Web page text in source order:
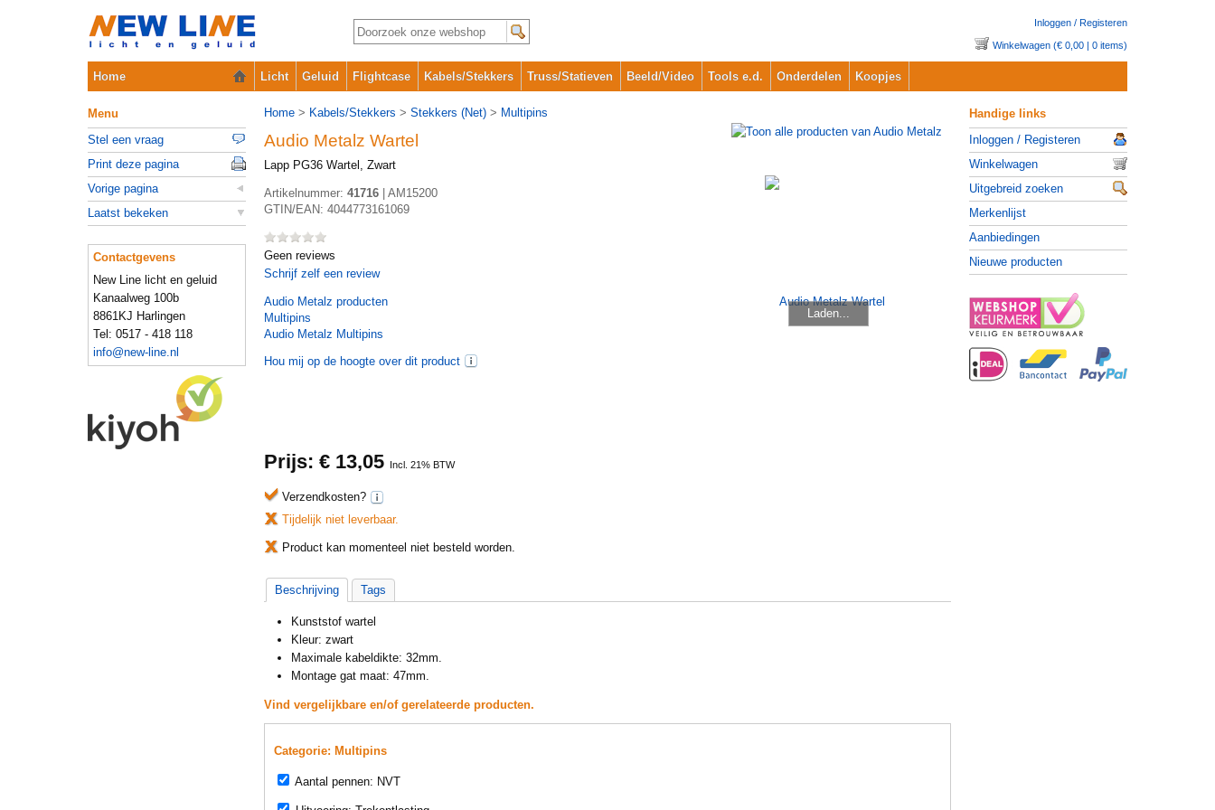
Inloggen / Registeren
Winkelwagen (€ 0,00 | 0 items)
Home Licht Geluid Flightcase Kabels/Stekkers Truss/Statieven Beeld/Video Tools e.d. Onderdelen Koopjes
Home > Kabels/Stekkers > Stekkers (Net) > Multipins
Audio Metalz Wartel
Lapp PG36 Wartel, Zwart
Laden...
Artikelnummer: 41716
AM15200
GTIN/EAN: 4044773161069
Geen reviews
Schrijf zelf een review
Audio Metalz producten
Multipins
Audio Metalz Multipins
Hou mij op de hoogte over dit product
Prijs: € 13,05 Incl. 21% BTW
Verzendkosten?
Tijdelijk niet leverbaar.
Product kan momenteel niet besteld worden.
Beschrijving Tags
Kunststof wartel
Kleur: zwart
Maximale kabeldikte: 32mm.
Montage gat maat: 47mm.
Vind vergelijkbare en/of gerelateerde producten.
Categorie: Multipins
Aantal pennen: NVT
Menu
Stel een vraag
Print deze pagina
Vorige pagina
Laatst bekeken
Contactgevens
New Line licht en geluid
Kanaalweg 100b
8861KJ Harlingen
Tel: 0517 - 418 118
info@new-line.nl
Handige links
Inloggen / Registeren
Winkelwagen
Uitgebreid zoeken
Merkenlijst
Aanbiedingen
Nieuwe producten